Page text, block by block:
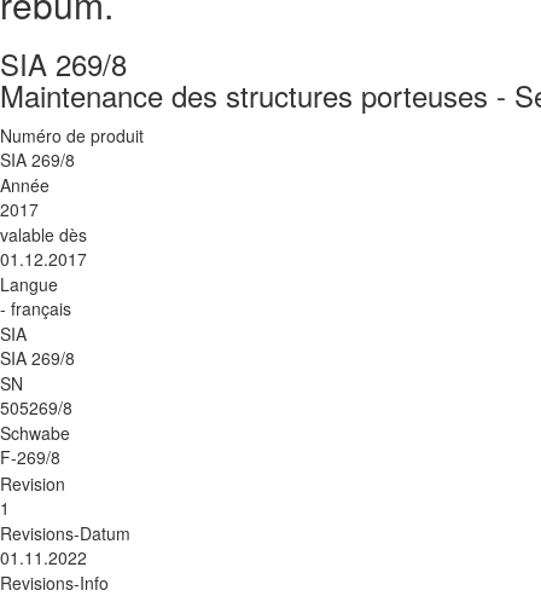
SIA 269/8
Maintenance des structures porteuses -
Numéro de produit
SIA 269/8
Année
2017
valable dès
01.12.2017
Langue
- français
SIA
SIA 269/8
SN
505269/8
Schwabe
F-269/8
Revision
1
Revisions-Datum
01.11.2022
Revisions-Info